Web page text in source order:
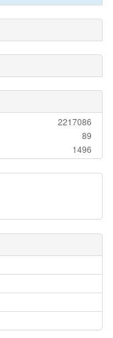
2217086
89
1496